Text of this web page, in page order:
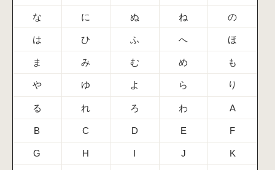
な に ぬ ね の
は ひ ふ へ ほ
ま み む め も
や ゆ よ ら り
る れ ろ わ A
B C D E F
G H I J K